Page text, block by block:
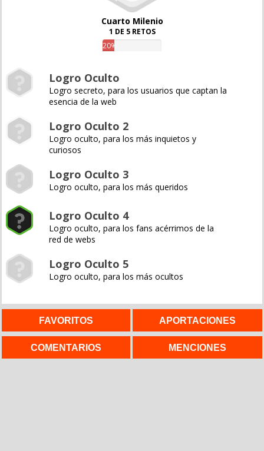
Cuarto Milenio
1 DE 5 RETOS
20%
Logro Oculto
Logro secreto, para los usuarios que captan la
esencia de la web
Logro Oculto 2
Logro oculto, para los más inquietos y
curiosos
Logro Oculto 3
Logro oculto, para los más queridos
Logro Oculto 4
Logro oculto, para los fans acérrimos de la
red de webs
Logro Oculto 5
Logro oculto, para los más ocultos
FAVORITOS APORTACIONES
COMENTARIOS MENCIONES